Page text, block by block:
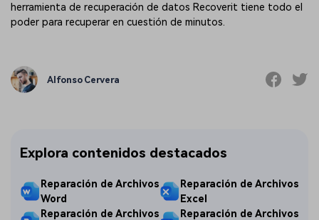
herramienta de recuperación de datos Recoverit tiene todo el
poder para recuperar en cuestión de minutos.
Alfonso Cervera
Explora contenidos destacados
Reparación de Archivos
Word
Reparación de Archivos
Excel
Reparación de Archivos
Reparación de Archivos